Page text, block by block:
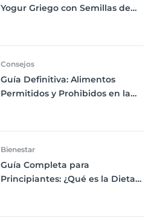
Yogur Griego con Semillas de
Consejos
Guía Definitiva: Alimentos
Permitidos y Prohibidos en la
Bienestar
Guía Completa para
Principiantes: ¿Qué es la Dieta